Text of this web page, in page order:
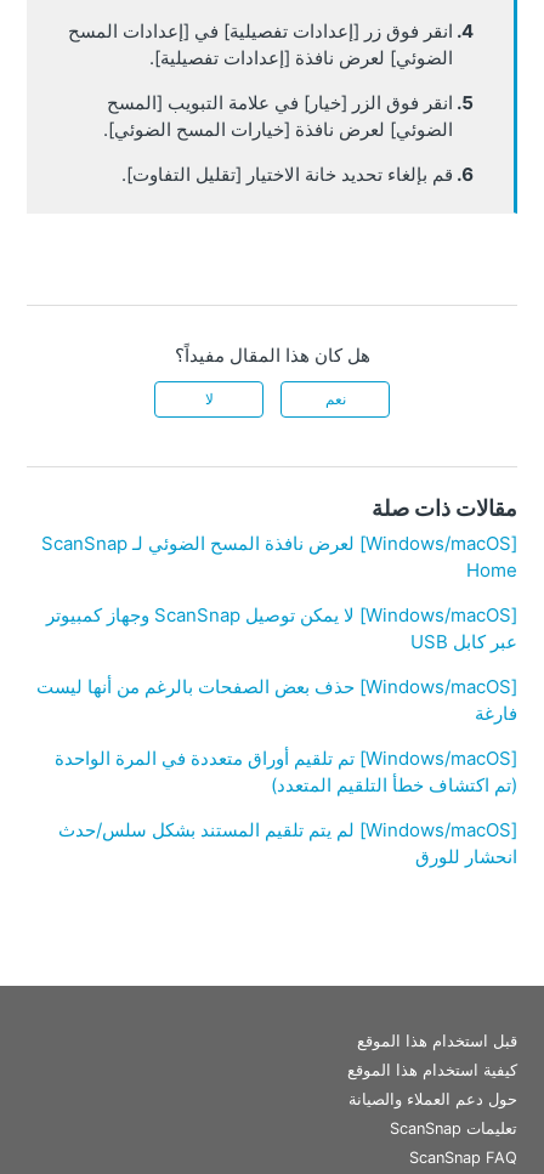
انقر فوق زر [إعدادات تفصيلية] في [إعدادات المسح
الضوئي] لعرض نافذة [إعدادات تفصيلية].
انقر فوق الزر [خيار] في علامة التبويب [المسح
الضوئي] لعرض نافذة [خيارات المسح الضوئي].
قم بإلغاء تحديد خانة الاختيار [تقليل التفاوت].
هل كان هذا المقال مفيداً؟
نعم لا
مقالات ذات صلة
[Windows/macOS] لعرض نافذة المسح الضوئي لـ ScanSnap
Home
[Windows/macOS] لا يمكن توصيل ScanSnap وجهاز كمبيوتر
عبر كابل USB
[Windows/macOS] حذف بعض الصفحات بالرغم من أنها ليست
فارغة
[Windows/macOS] تم تلقيم أوراق متعددة في المرة الواحدة
(تم اكتشاف خطأ التلقيم المتعدد)
[Windows/macOS] لم يتم تلقيم المستند بشكل سلس/حدث
انحشار للورق
قبل استخدام هذا الموقع
كيفية استخدام هذا الموقع
حول دعم العملاء والصيانة
تعليمات ScanSnap
ScanSnap FAQ